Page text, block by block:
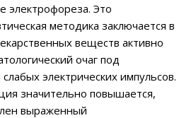
электрофореза. Это
методика заключается в
веществ активно
очаг под
электрических импульсов.
значительно повышается,
выраженный